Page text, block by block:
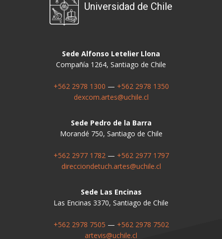
Universidad de Chile
Sede Alfonso Letelier Llona
Compañía 1264, Santiago de Chile
+562 2978 1300 — +562 2978 1350
dexcom.artes@uchile.cl
Sede Pedro de la Barra
Morandé 750, Santiago de Chile
+562 2977 1782— +562 2977 1797
direcciondetuch.artes@uchile.cl
Sede Las Encinas
Las Encinas 3370, Santiago de Chile
+562 2978 7505 — +562 2978 7502
artevis@uchile.cl